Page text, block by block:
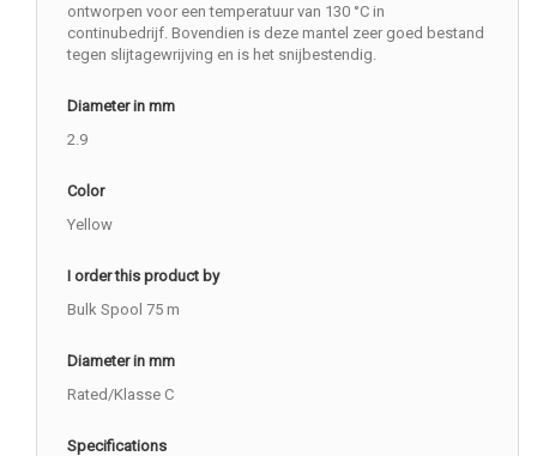
ontworpen voor een temperatuur van 130 °C in
continubedrijf. Bovendien is deze mantel zeer goed bestand
tegen slijtagewrijving en is het snijbestendig.
Diameter in mm
2.9
Color
Yellow
I order this product by
Bulk Spool 75 m
Diameter in mm
Rated/Klasse C
Specifications